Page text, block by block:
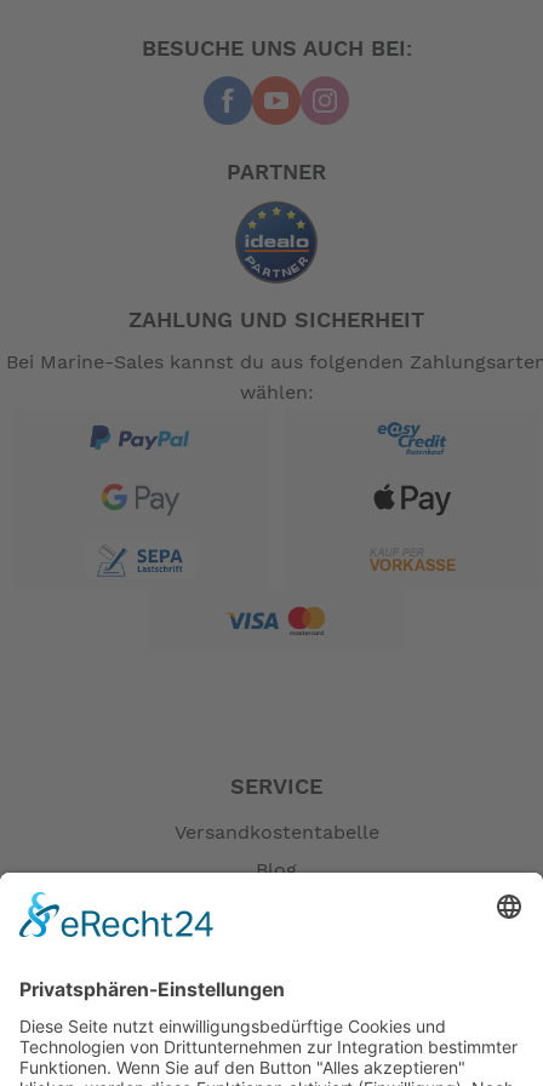
Neues Bedienelement, einfach zu bedienen und gut in
Mehrere Installationsoptionen, kundenspezifische
Türverkleidung verfügbar
gehören nicht zum Leistungsumfang. --
BESUCHE UNS AUCH BEI:
PARTNER
ZAHLUNG UND SICHERHEIT
Bei Marine-Sales kannst du aus folgenden
wählen:
SERVICE
Versandkostentabelle
Blog
Erklärung zur Barrierefreiheit
AGB
Öffnungszeiten
Versandpartner